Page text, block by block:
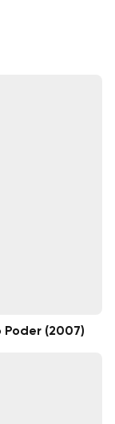
Poder (2007)